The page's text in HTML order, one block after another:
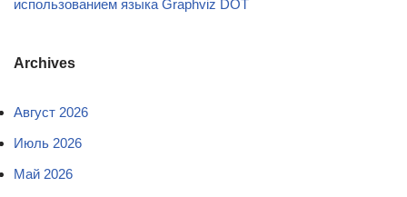
использованием языка Graphviz DOT
Archives
Август 2026
Июль 2026
Май 2026